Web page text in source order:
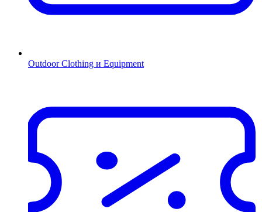
Outdoor Clothing и Equipment